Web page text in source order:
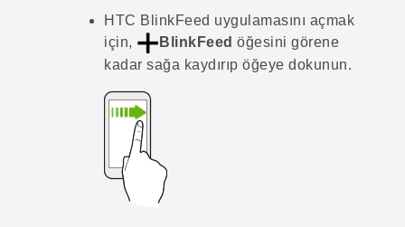
HTC BlinkFeed uygulamasını açmak
için,
BlinkFeed öğesini görene
kadar sağa kaydırıp öğeye dokunun.